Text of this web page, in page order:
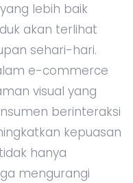
lebih baik
akan terlihat
sehari-hari.
e-commerce
visual yang
berinteraksi
kepuasan
hanya
mengurangi